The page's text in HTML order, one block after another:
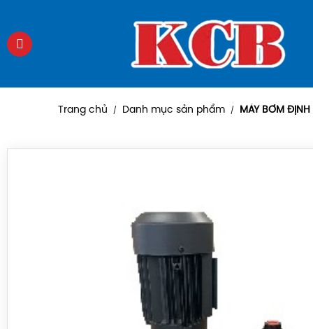
Trang chủ / Danh mục sản phẩm / MÁY BƠM ĐỊNH